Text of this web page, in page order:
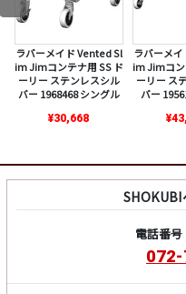
ラバーメイド Vented Sl
im Jimコンテナ用 SS ド
ーリー ステンレスシル
バー 1968468 シングル
¥30,668
ラバーメ
im Jimコン
ーリー ス
バー
SHOKUBI
電話番号